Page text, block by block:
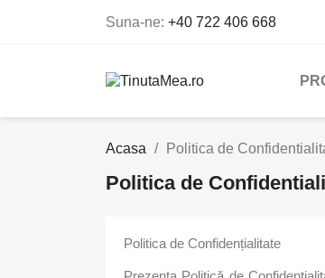
Suna-ne: +40 722 406 668
Acasa Politica de
Politica de
Politica de Confidențialitate